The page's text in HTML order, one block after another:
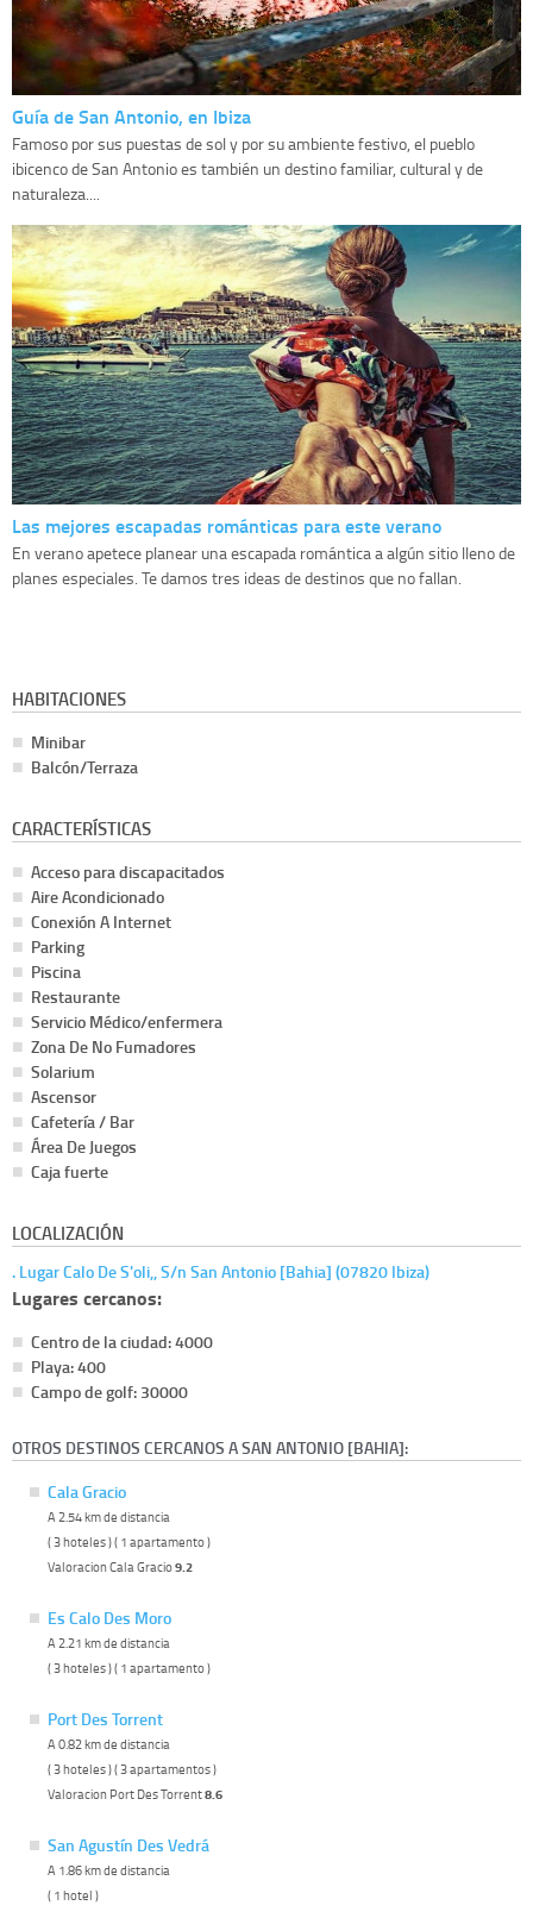
Guía de San Antonio, en Ibiza
Famoso por sus puestas de sol y por su ambiente festivo, el pueblo
ibicenco de San Antonio es también un destino familiar, cultural y de
naturaleza....
Las mejores escapadas románticas para este verano
En verano apetece planear una escapada romántica a algún sitio lleno de
planes especiales. Te damos tres ideas de destinos que no fallan.
HABITACIONES
Minibar
Balcón/Terraza
CARACTERÍSTICAS
Acceso para discapacitados
Aire Acondicionado
Conexión A Internet
Parking
Piscina
Restaurante
Servicio Médico/enfermera
Zona De No Fumadores
Solarium
Ascensor
Cafetería / Bar
Área De Juegos
Caja fuerte
LOCALIZACIÓN
. Lugar Calo De S'oli,, S/n San Antonio [Bahia] (07820 Ibiza)
Lugares cercanos:
Centro de la ciudad: 4000
Playa: 400
Campo de golf: 30000
OTROS DESTINOS CERCANOS A SAN ANTONIO [BAHIA]:
Cala Gracio
A 2.54 km de distancia
( 3 hoteles ) ( 1 apartamento )
Valoracion Cala Gracio9.2
Es Calo Des Moro
A 2.21 km de distancia
( 3 hoteles ) ( 1 apartamento )
Port Des Torrent
A 0.82 km de distancia
( 3 hoteles ) ( 3 apartamentos )
Valoracion Port Des Torrent8.6
San Agustín Des Vedrá
A 1.86 km de distancia
( 1 hotel )